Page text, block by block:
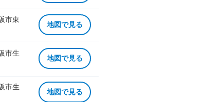
市東
地図で見る
市生
地図で見る
市生
地図で見る